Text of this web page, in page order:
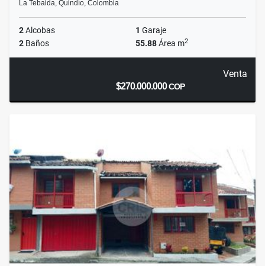
La Tebaida, Quindío, Colombia
2Alcobas 1 Garaje
2 Baños 55.88Área m2
Venta
$270.000.000COP